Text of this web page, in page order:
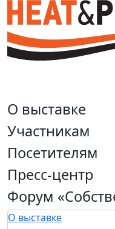
О выставке
Участникам
Посетителям
Пресс-центр
Форум
О выставке